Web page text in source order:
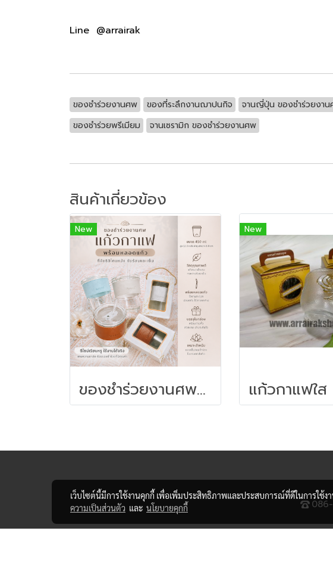
Line @arrairak
ของชำร่วยงานศพ ของที่ระลึกงานฌาปนกิจ จานญี่ปุ่น ของชำร่วยงา
ของชำร่วยพรีเมียม
จานเซรามิก ของชำร่วยงานศพ
สินค้าเกี่ยวข้อง
New
ของชำร่วยงานศพแก้วกาแฟพร้อมที่จับหนัง + กล่องพรีเมียม
New
เว็บไซต์นี้มีการใช้งานคุกกี้ เพื่อเพิ่มประสิทธิภาพและประสบการณ์ที่ดีในการใช้ง
ความเป็นส่วนตัว และ นโยบายคุกกี้